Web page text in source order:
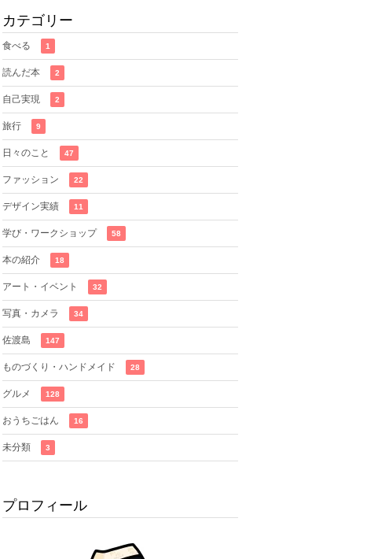
カテゴリー
食べる 1
読んだ本 2
自己実現 2
旅行 9
日々のこと 47
ファッション 22
デザイン実績 11
学び・ワークショップ 58
本の紹介 18
アート・イベント 32
写真・カメラ 34
佐渡島 147
ものづくり・ハンドメイド 28
グルメ 128
おうちごはん 16
未分類 3
プロフィール